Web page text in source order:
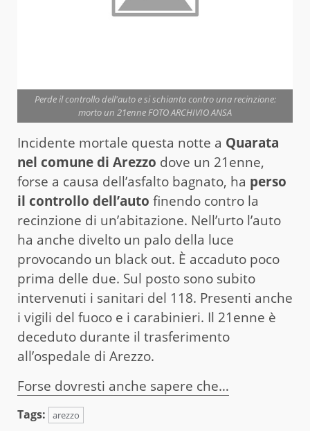
Perde il controllo dell'auto e si schianta contro una recinzione:
morto un 21enne FOTO ARCHIVIO ANSA
Incidente mortale questa notte a Quarata
nel comune di Arezzo dove un 21enne,
forse a causa dell’asfalto bagnato, ha perso
il controllo dell’auto finendo contro la
recinzione di un’abitazione. Nell’urto l’auto
ha anche divelto un palo della luce
provocando un black out. È accaduto poco
prima delle due. Sul posto sono subito
intervenuti i sanitari del 118. Presenti anche
i vigili del fuoco e i carabinieri. Il 21enne è
deceduto durante il trasferimento
all’ospedale di Arezzo.
Forse dovresti anche sapere che…
Tags: arezzo